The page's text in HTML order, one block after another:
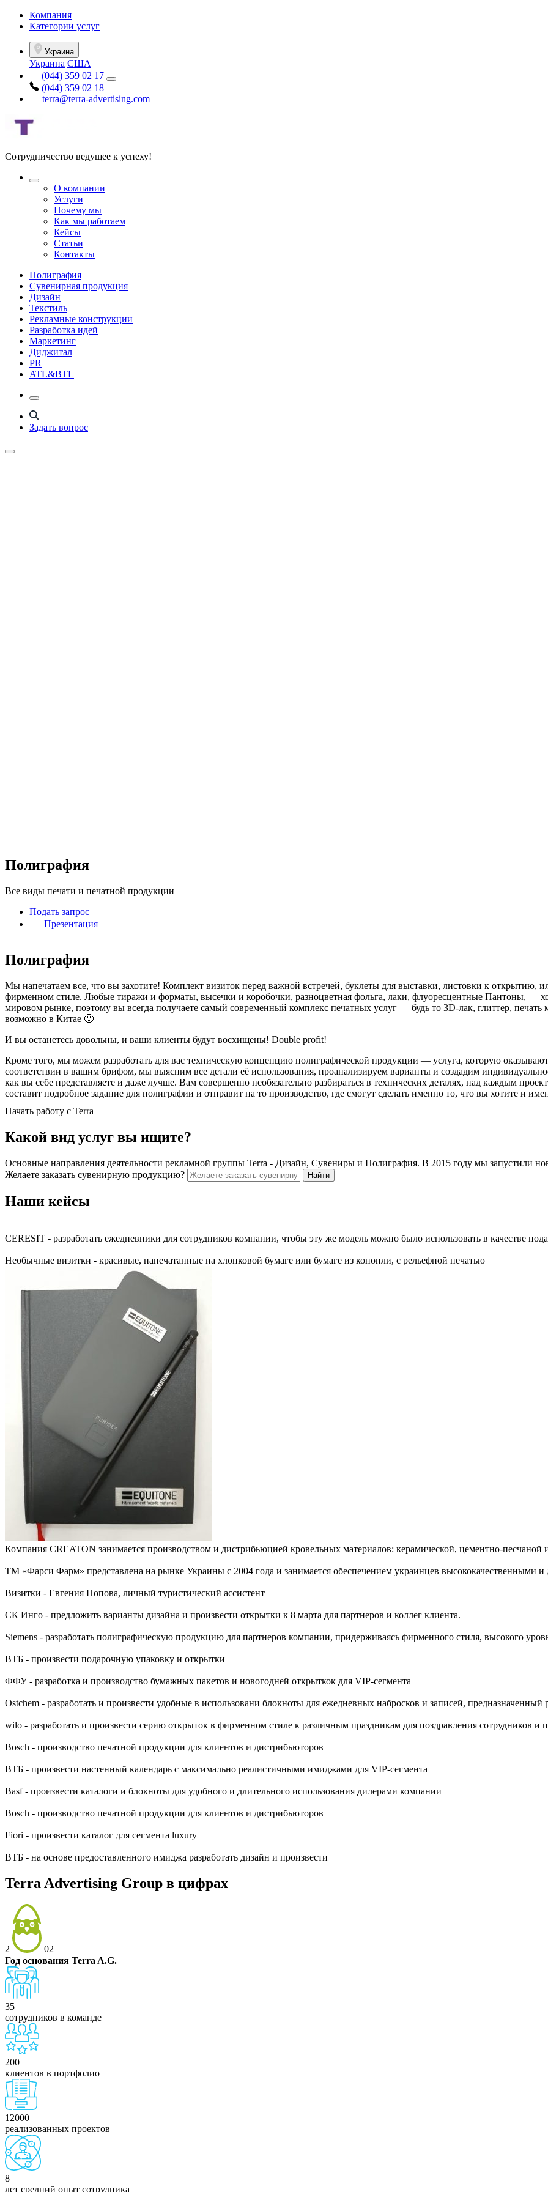
Компания
Категории услуг
Украина
Украина США
(044) 359 02 17
(044) 359 02 18
terra@terra-advertising.com
Сотрудничество ведущее к успеху!
О компании
Услуги
Почему мы
Как мы работаем
Кейсы
Статьи
Контакты
Полиграфия
Сувенирная продукция
Дизайн
Текстиль
Рекламные конструкции
Разработка идей
Маркетинг
Диджитал
PR
ATL&BTL
Задать вопрос
Полиграфия
Все виды печати и печатной продукции
Подать запрос
Презентация
Полиграфия
Мы напечатаем все, что вы захотите! Комплект визиток перед важной встречей, буклеты для выставки, листовки к открытию,
фирменном стиле. Любые тиражи и форматы, высечки и коробочки, разноцветная фольга, лаки, флуоресцентные Пантоны, —
мировом рынке, поэтому вы всегда получаете самый современный комплекс печатных услуг — будь то 3D-лак, глиттер,
возможно в Китае 🙂
И вы останетесь довольны, и ваши клиенты будут восхищены! Double profit!
Кроме того, мы можем разработать для вас техническую концепцию полиграфической продукции — услуга, которую
соответствии в вашим брифом, мы выясним все детали её использования, проанализируем варианты и создадим
как вы себе представляете и даже лучше. Вам совершенно необязательно разбираться в технических деталях, над каждым
составит подробное задание для полиграфии и отправит на то производство, где смогут сделать именно то, что вы хотите и
С нами вы застрахованы от любых проблем: мы берём на себя все риски. Если одна полиграфия не может справиться с заказом
работу с ними, вам останется только принять готовую партию.
Развернуть
Начать работу с Terra
Какой вид услуг вы ищите?
Основные направления деятельности рекламной группы Terra - Дизайн, Сувениры и Полиграфия. В 2015 году мы запустили
Желаете заказать сувенирную продукцию?
Найти
Наши кейсы
CERESIT - разработать ежедневники для сотрудников компании, чтобы эту же модель можно было использовать в качестве
Необычные визитки - красивые, напечатанные на хлопковой бумаге или бумаге из конопли, с рельефной печатью
Компания CREATON занимается производством и дистрибьюцией кровельных материалов: керамической, цементно-
ТМ «Фарси Фарм» представлена на рынке Украины с 2004 года и занимается обеспечением украинцев высококачественными
Визитки - Евгения Попова, личный туристический ассистент
СК Инго - предложить варианты дизайна и произвести открытки к 8 марта для партнеров и коллег клиента.
Siemens - разработать полиграфическую продукцию для партнеров компании, придерживаясь фирменного стиля, высокого
ВТБ - произвести подарочную упаковку и открытки
ФФУ - разработка и производство бумажных пакетов и новогодней открыткок для VIP-сегмента
Оstchem - разработать и произвести удобные в использовани блокноты для ежедневных набросков и записей,
wilo - разработать и произвести серию открыток в фирменном стиле к различным праздникам для поздравления сотрудников и
Bosch - производство печатной продукции для клиентов и дистрибьюторов
ВТБ - произвести настенный календарь с максимально реалистичными имиджами для VIP-сегмента
Basf - произвести каталоги и блокноты для удобного и длительного использования дилерами компании
Bosch - производство печатной продукции для клиентов и дистрибьюторов
Fiori - произвести каталог для сегмента luxury
ВТБ - на основе предоставленного имиджа разработать дизайн и произвести
Terra Advertising Group в цифрах
2
02
Год основания Terra A.G.
35
сотрудников в команде
200
клиентов в портфолио
12000
реализованных проектов
8
лет средний опыт сотрудника